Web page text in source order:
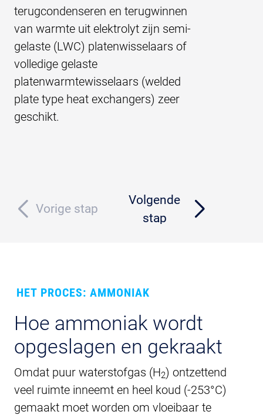
terugcondenseren en terugwinnen
van warmte uit elektrolyt zijn semi-
gelaste (LWC) platenwisselaars of
volledige gelaste
platenwarmtewisselaars (welded
plate type heat exchangers) zeer
geschikt.
Vorige stap
Volgende
stap
HET PROCES: AMMONIAK
Hoe ammoniak wordt
opgeslagen en gekraakt
Omdat puur waterstofgas (H2) ontzettend
veel ruimte inneemt en heel koud (-253°C)
gemaakt moet worden om vloeibaar te